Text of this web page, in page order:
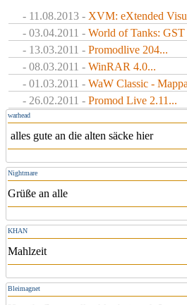
- 11.08.2013 - XVM: eXtended
- 03.04.2011 - World of Tanks:
- 13.03.2011 - Promodlive 204...
- 08.03.2011 - WinRAR 4.0...
- 01.03.2011 - WaW Classic -
- 26.02.2011 - Promod Live 2.11...
warhead
alles gute an die alten säcke hier
Nightmare
Grüße an alle
KHAN
Mahlzeit
Bleimagnet